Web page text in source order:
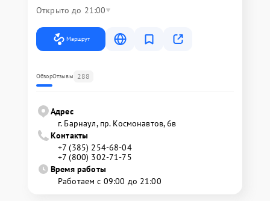
Открыто до 21:00
Маршрут
ОбзорОтзывы 288
Адрес
г. Барнаул, ​пр. Космонавтов, 6в
Контакты
+7 (385) 254-68-04
+7 (800) 302-71-75
Время работы
Работаем с 09:00 до 21:00